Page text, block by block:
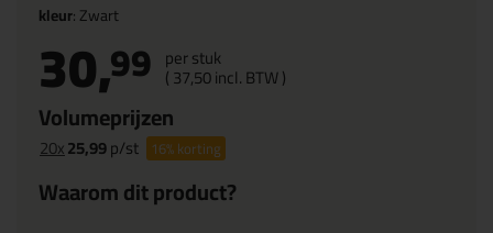
kleur: Zwart
30,99 per stuk
(37,50incl. BTW )
Volumeprijzen
20x25,99p/st 16%korting
Waarom dit product?